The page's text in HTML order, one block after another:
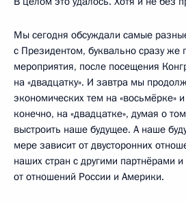
Мы сегодня обсуждали самые
с Президентом, буквально сразу же
мероприятия, после посещения
на «двадцатку». И завтра мы
экономических тем на «восьмёрке»
конечно, на «двадцатке», думая о
выстроить наше будущее. А наше
мере зависит от двусторонних
наших стран с другими партнёрами
от отношений России и Америки.